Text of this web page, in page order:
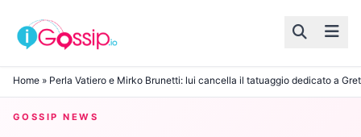
Skip to content
Home » Perla Vatiero e Mirko Brunetti: lui cancella il tatuaggio dedicato a
GOSSIP NEWS